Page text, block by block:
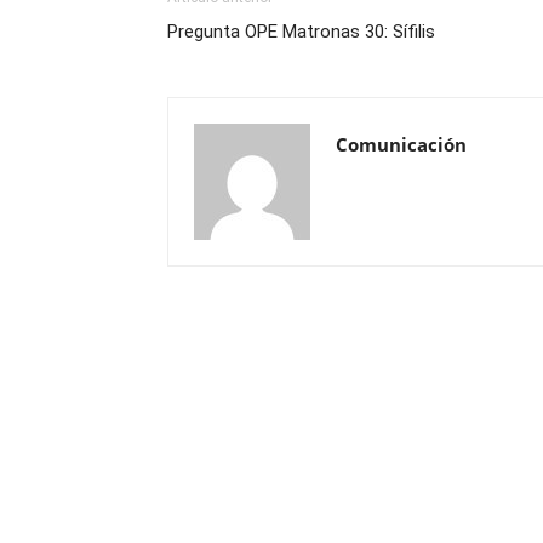
Pregunta OPE Matronas 30: Sífilis
Comunicación